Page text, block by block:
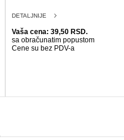
DETALJNIJE
Vaša cena: 39,50 RSD.
sa obračunatim popustom
Cene su bez PDV-a